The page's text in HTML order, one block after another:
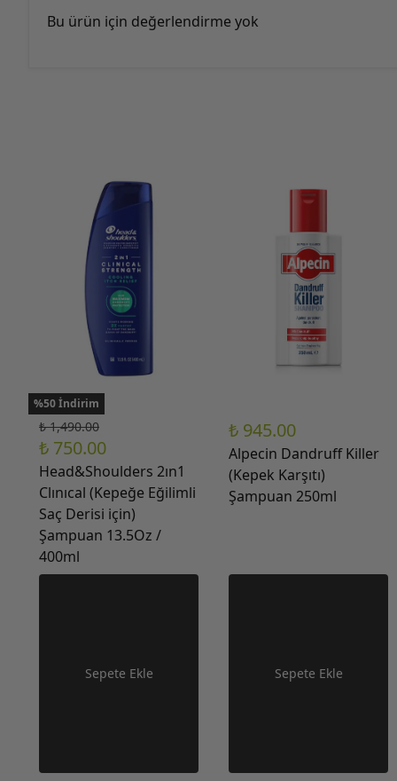
Bu ürün için değerlendirme yok
%50 İndirim
₺ 1,490.00
₺ 750.00
Head&Shoulders 2ın1
Clınıcal (Kepeğe Eğilimli
Saç Derisi için)
Şampuan 13.5Oz /
400ml
Sepete Ekle
₺ 945.00
Alpecin Dandruff Killer
(Kepek Karşıtı)
Şampuan 250ml
Sepete Ekle